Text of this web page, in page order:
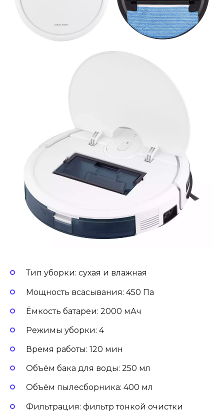
Тип уборки: сухая и влажная
Мощность всасывания: 450 Па
Ёмкость батареи: 2000 мАч
Режимы уборки: 4
Время работы: 120 мин
Объём бака для воды: 250 мл
Объём пылесборника: 400 мл
Фильтрация: фильтр тонкой очистки